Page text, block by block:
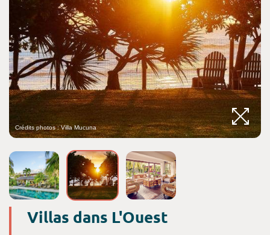
Crédits photos : Villa Mucuna
Villas dans L'Ouest